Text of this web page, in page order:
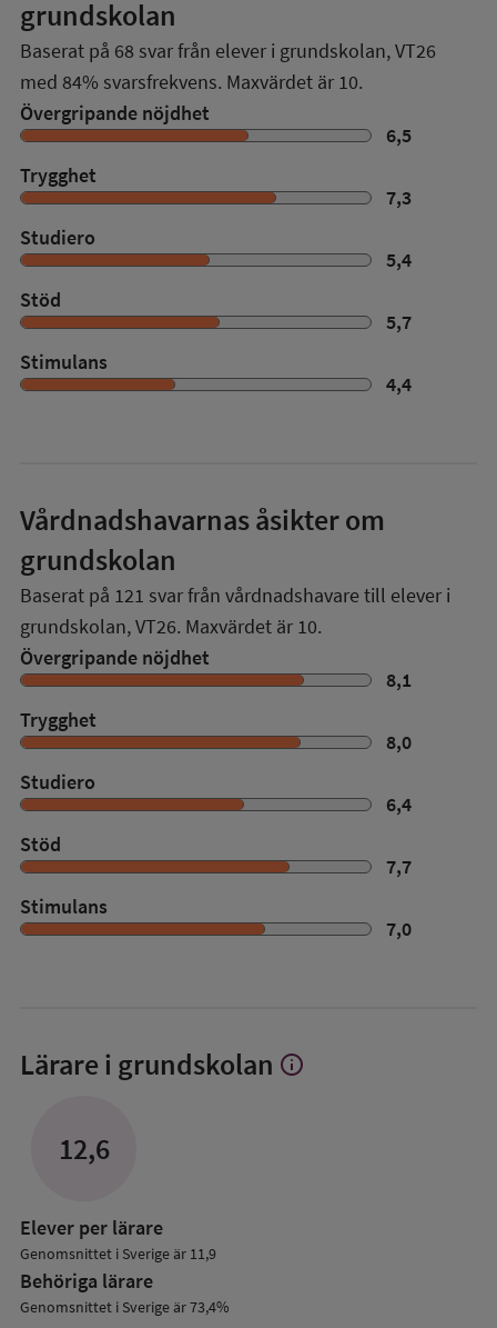
grundskolan
Baserat på 68 svar från elever i grundskolan,VT26
med 84% svarsfrekvens. Maxvärdet är 10.
Övergripande nöjdhet
6,5
Trygghet
7,3
Studiero
5,4
Stöd
5,7
Stimulans
4,4
Vårdnadshavarnas åsikter om
grundskolan
Baserat på 121 svar från vårdnadshavare till elever i
grundskolan,VT26. Maxvärdet är 10.
Övergripande nöjdhet
8,1
Trygghet
8,0
Studiero
6,4
Stöd
7,7
Stimulans
7,0
Lärare i grundskolan Visa
info
12,6
Elever per lärare
Genomsnittet i Sverige är 11,9
Behöriga lärare
Genomsnittet i Sverige är 73,4%